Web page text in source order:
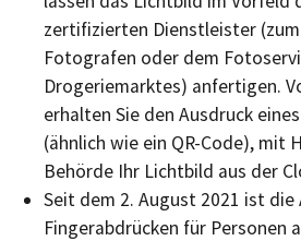
zertifizierten Dienstleister
Fotografen oder dem
Drogeriemarktes) anfertigen.
erhalten Sie den Ausdruck
(ähnlich wie ein QR-Code), mit
Behörde Ihr Lichtbild aus der
Seit dem 2. August 2021 ist die
Fingerabdrücken für Personen